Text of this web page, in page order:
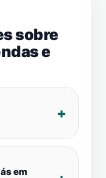
sobre
e
em